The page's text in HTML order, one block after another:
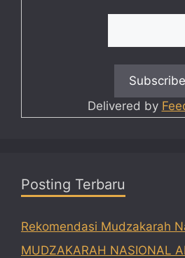
Delivered by
Posting Terbaru
Rekomendasi Mudzakarah
MUDZAKARAH NASIONAL